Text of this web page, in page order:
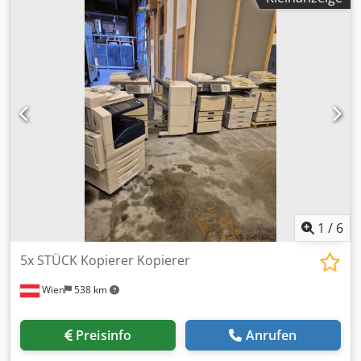
anspruchsvollen Bauumgebungen entwickelt wurden. Die
Maschinendetails auf dem Foto Maschinenmodell:
Komatsu PC450 Gesamtlänge:22m Schaufel Kapazität:
1m^3 Verwendungsbereich: Hafenbau Für detaillierte
Informationen und Anfragen, kontaktieren Sie uns bitte
Dsdpsq E Iw Rsfx Adgswa
1 / 6
Wien 538 km
5x STÜCK Kopierer Kopierer
Preisinfo Anrufen